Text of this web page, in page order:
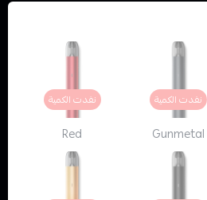
نفدت الكمية
Gunmetal
نفدت الكمية
Red